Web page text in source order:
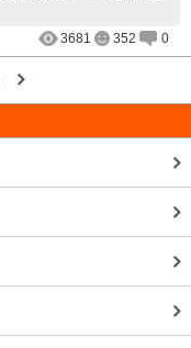
3681
352 0